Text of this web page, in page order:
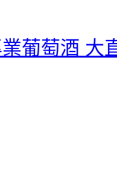
葡萄酒 大